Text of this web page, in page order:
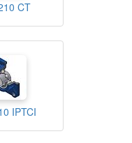
CT
IPTCI